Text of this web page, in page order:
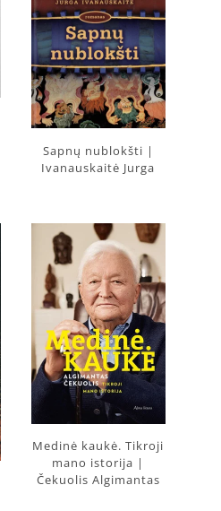
Sapnų nublokšti |
Ivanauskaitė Jurga
Medinė kaukė. Tikroji
mano istorija |
Čekuolis Algimantas